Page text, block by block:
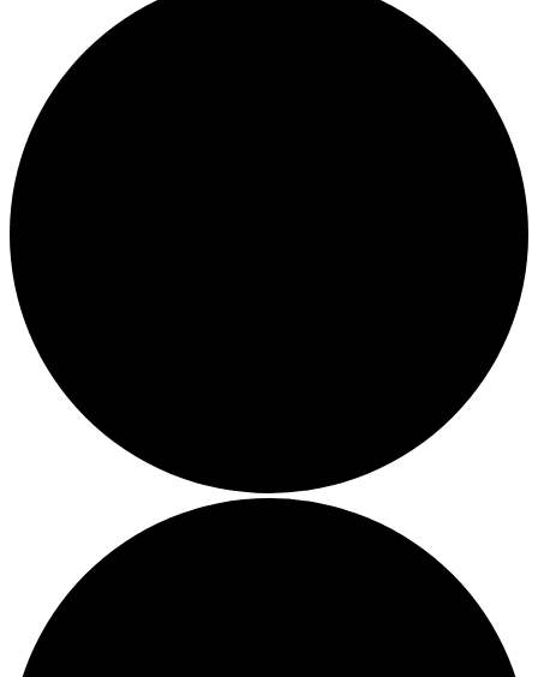
energetischer
Selbstschutz